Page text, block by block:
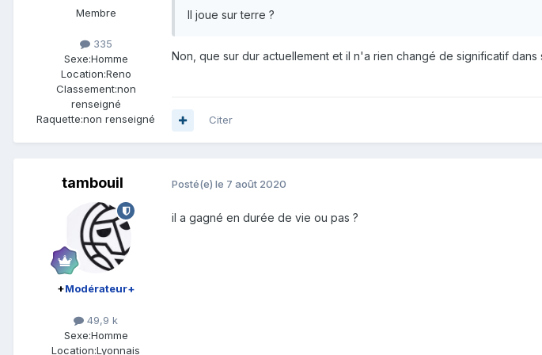
Membre
335
Sexe:Homme
Location:Reno
Classement:non
renseigné
Raquette:non renseigné
Il joue sur terre ?
Non, que sur dur actuellement et il n'a rien changé de significatif
Citer
tambouil
+Modérateur+
49,9 k
Sexe:Homme
Location:Lyonnais
Posté(e) le 7 août 2020
il a gagné en durée de vie ou pas ?